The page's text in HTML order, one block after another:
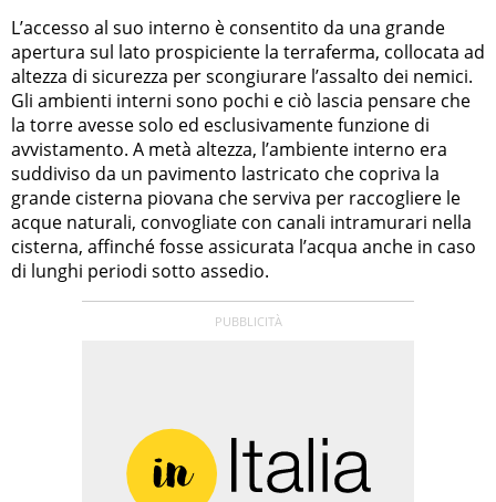
L’accesso al suo interno è consentito da una grande
apertura sul lato prospiciente la terraferma, collocata ad
altezza di sicurezza per scongiurare l’assalto dei nemici.
Gli ambienti interni sono pochi e ciò lascia pensare che
la torre avesse solo ed esclusivamente funzione di
avvistamento. A metà altezza, l’ambiente interno era
suddiviso da un pavimento lastricato che copriva la
grande cisterna piovana che serviva per raccogliere le
acque naturali, convogliate con canali intramurari nella
cisterna, affinché fosse assicurata l’acqua anche in caso
di lunghi periodi sotto assedio.